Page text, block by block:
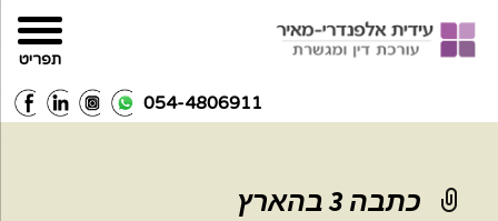
054-4806911
כתבה 3 בהארץ
תפריט